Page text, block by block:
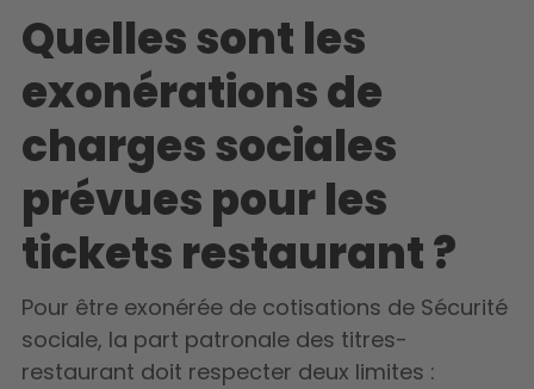
Quelles sont les
exonérations de
charges sociales
prévues pour les
tickets restaurant ?
Pour être exonérée de cotisations de Sécurité
sociale, la part patronale des titres-
restaurant doit respecter deux limites :